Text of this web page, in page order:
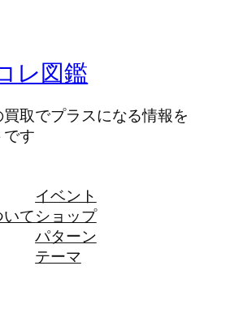
レ図鑑
取でプラスになる情報を
す
て
イベント
ショップ
パターン
テーマ